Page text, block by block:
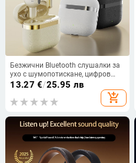
Безжични Bluetooth слушалки за
ухо с шумопотискане, цифров
дисплей, частен модел, Bluetooth
13.27 €/25.95 лв
add_shopping_cart